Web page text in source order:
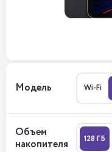
Модель Wi-Fi
Объем
накопителя
128 ГБ